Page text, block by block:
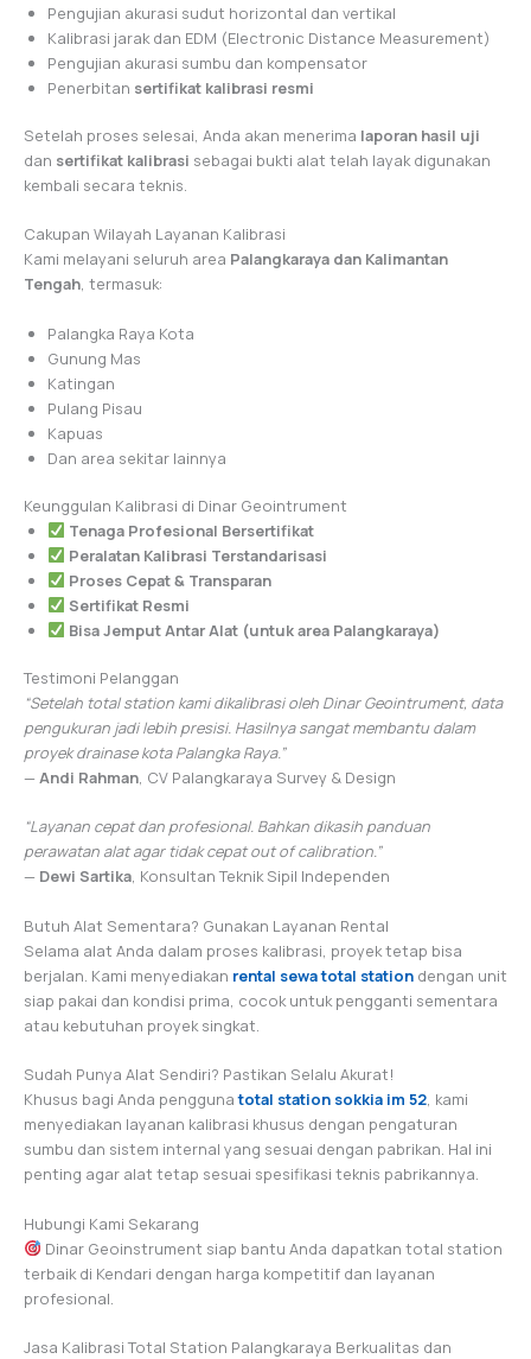
Pengujian akurasi sudut horizontal dan vertikal
Kalibrasi jarak dan EDM (Electronic Distance Measurement)
Pengujian akurasi sumbu dan kompensator
Penerbitan sertifikat kalibrasi resmi
Setelah proses selesai, Anda akan menerima laporan hasil uji
dan sertifikat kalibrasi sebagai bukti alat telah layak digunakan
kembali secara teknis.
Cakupan Wilayah Layanan Kalibrasi
Kami melayani seluruh area Palangkaraya dan Kalimantan
Tengah, termasuk:
Palangka Raya Kota
Gunung Mas
Katingan
Pulang Pisau
Kapuas
Dan area sekitar lainnya
Keunggulan Kalibrasi di Dinar Geointrument
Tenaga Profesional Bersertifikat
Peralatan Kalibrasi Terstandarisasi
Proses Cepat & Transparan
Sertifikat Resmi
Bisa Jemput Antar Alat (untuk area Palangkaraya)
Testimoni Pelanggan
“Setelah total station kami dikalibrasi oleh Dinar Geointrument, data
pengukuran jadi lebih presisi. Hasilnya sangat membantu dalam
proyek drainase kota Palangka Raya.”
— Andi Rahman, CV Palangkaraya Survey & Design
“Layanan cepat dan profesional. Bahkan dikasih panduan
perawatan alat agar tidak cepat out of calibration.”
— Dewi Sartika, Konsultan Teknik Sipil Independen
Butuh Alat Sementara? Gunakan Layanan Rental
Selama alat Anda dalam proses kalibrasi, proyek tetap bisa
berjalan. Kami menyediakan rental sewa total station dengan unit
siap pakai dan kondisi prima, cocok untuk pengganti sementara
atau kebutuhan proyek singkat.
Sudah Punya Alat Sendiri? Pastikan Selalu Akurat!
Khusus bagi Anda penggunatotal station sokkia im 52, kami
menyediakan layanan kalibrasi khusus dengan pengaturan
sumbu dan sistem internal yang sesuai dengan pabrikan. Hal ini
penting agar alat tetap sesuai spesifikasi teknis pabrikannya.
Hubungi Kami Sekarang
Dinar Geoinstrument siap bantu Anda dapatkan total station
terbaik di Kendari dengan harga kompetitif dan layanan
profesional.
Jasa Kalibrasi Total Station Palangkaraya Berkualitas dan